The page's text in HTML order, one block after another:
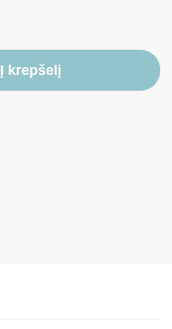
Į krepšelį